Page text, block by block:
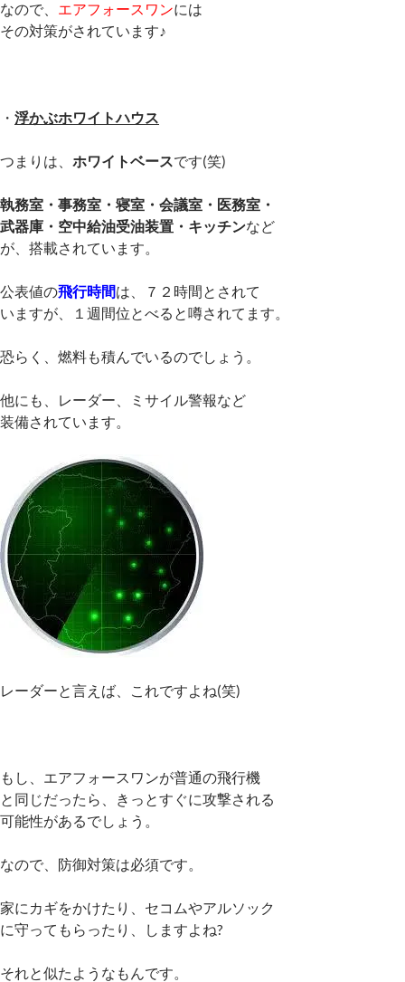
なので、 エアフォースワンには
その対策がされています♪
・ 浮かぶホワイトハウス
つまりは、 ホワイトベースです(笑)
執務室・事務室・寝室・会議室・医務室・
武器庫・空中給油受油装置・キッチンなど
が、搭載されています。
公表値の飛行時間は、７２時間とされて
いますが、１週間位とべると噂されてます。
恐らく、燃料も積んでいるのでしょう。
他にも、レーダー、ミサイル警報など
装備されています。
レーダーと言えば、これですよね(笑)
もし、エアフォースワンが普通の飛行機
と同じだったら、きっとすぐに攻撃される
可能性があるでしょう。
なので、防御対策は必須です。
家にカギをかけたり、セコムやアルソック
に守ってもらったり、しますよね?
それと似たようなもんです。